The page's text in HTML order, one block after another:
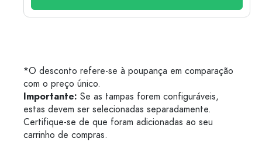
*O desconto refere-se à poupança em comparação
com o preço único.
Importante: Se as tampas forem configuráveis,
estas devem ser selecionadas separadamente.
Certifique-se de que foram adicionadas ao seu
carrinho de compras.